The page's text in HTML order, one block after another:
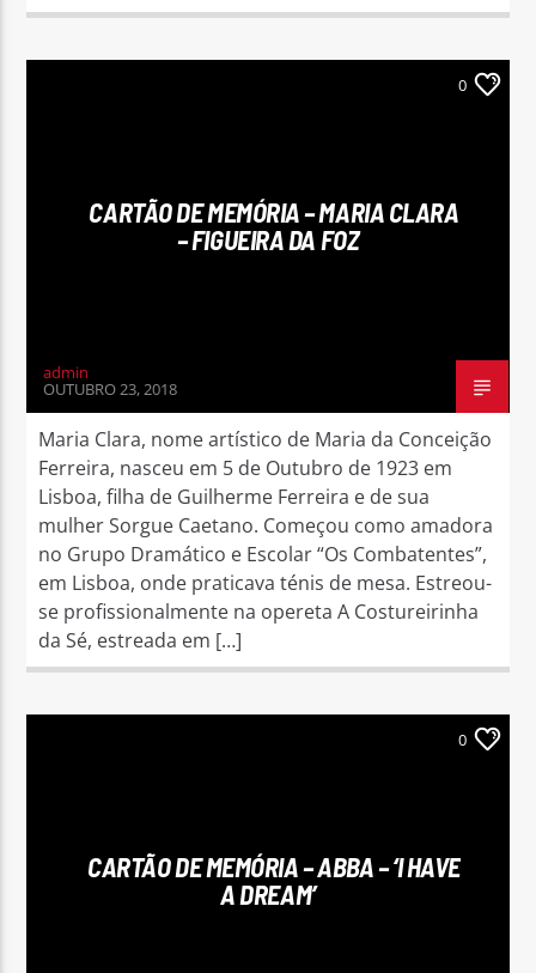
0
CARTÃO DE MEMÓRIA – MARIA CLARA
– FIGUEIRA DA FOZ
admin
OUTUBRO 23, 2018
Maria Clara, nome artístico de Maria da Conceição
Ferreira, nasceu em 5 de Outubro de 1923 em
Lisboa, filha de Guilherme Ferreira e de sua
mulher Sorgue Caetano. Começou como amadora
no Grupo Dramático e Escolar “Os Combatentes”,
em Lisboa, onde praticava ténis de mesa. Estreou-
se profissionalmente na opereta A Costureirinha
da Sé, estreada em […]
0
CARTÃO DE MEMÓRIA – ABBA – ‘I HAVE
A DREAM’